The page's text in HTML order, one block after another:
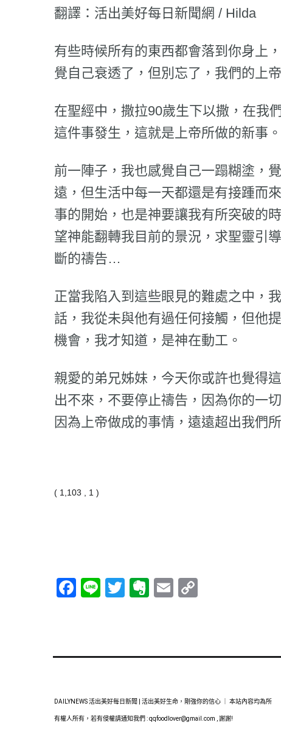
翻譯：活出美好每日新聞網 / Hilda
有些時候所有的東西都會落到你身上
覺自己衰透了，但別忘了，我們的上
在聖經中，撒拉90歲生下以撒，在我
這件事發生，這就是上帝所做的新事。
前一陣子，我也感覺自己一蹋糊塗，
遠，但生活中每一天都還是有接踵而
事的開始，也是神要讓我有所突破的
望神能翻轉我目前的景況，求聖靈引
斷的禱告…
正當我陷入到這些眼見的難處之中，
話，我從未與他有過任何接觸，但他
機會，我才知道，是神在動工。
親愛的弟兄姊妹，今天你或許也覺得
出不來，不要停止禱告，因為你的一
因為上帝做成的事情，遠遠超出我們
( 1,103 , 1 )
Facebook
LineTwitterEvernote
Email
DAILYNEWS 活出美好每日新聞 | 活出美好生命，剛強你的信心 ｜ 本站內容均為所
有權人所有，若有侵權請通知我們 :qqfoodlover@gmail.com , 謝謝!